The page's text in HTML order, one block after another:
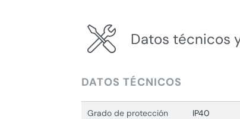
Datos técnicos
DATOS TÉCNICOS
Grado de protección
IP40